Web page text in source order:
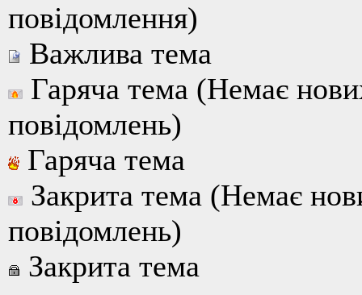
повідомлення)
Важлива тема
Гаряча тема (Немає
повідомлень)
Гаряча тема
Закрита тема (Немає
повідомлень)
Закрита тема